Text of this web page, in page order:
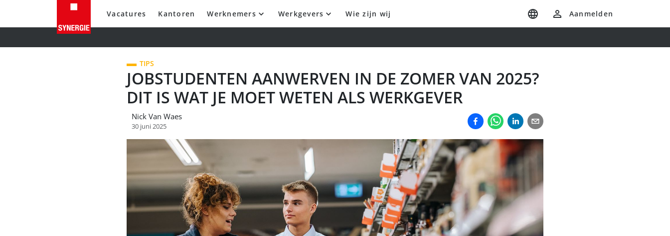
Vacatures Kantoren Werknemers Werkgevers Wie zijn wij Aanmelden
TIPS
JOBSTUDENTEN AANWERVEN IN DE ZOMER VAN 2025?
DIT IS WAT JE MOET WETEN ALS WERKGEVER
Nick Van Waes
30 juni 2025